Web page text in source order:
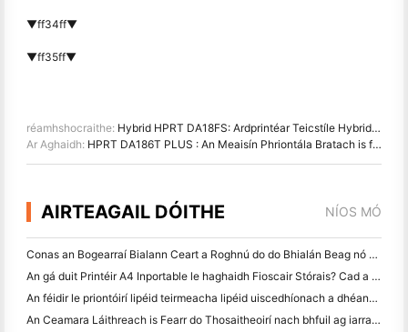
▼ff34ff▼
▼ff35ff▼
réamhshocraithe: Hybrid HPRT DA18FS: Ardprintéar Teicstíle Hybrideach le Réamhchóireáil Inlíne, Priontáil Digiteach, agus Scáileán Flatbed
Ar Aghaidh: HPRT DA186T PLUS : An Meaisín Phriontála Bratach is fearr sa Bhlag Fabric Polyester agus sa Phriontáil Banner
AIRTEAGAIL DÓITHE NÍOS MÓ
Conas an Bogearraí Bialann Ceart a Roghnú do do Bhialán Beag nó Meánmhéide
An gá duit Printéir A4 Inportable le haghaidh Fioscair Stórais? Cad a Oibríonn i ndáiríre
An féidir le priontóirí lipéid teirmeacha lipéid uiscedhíonach a dhéanamh do tháirgí gnó beag?
An Ceamara Láithreach is Fearr do Thosaitheoirí nach bhfuil ag iarraidh páipéar a chaitheamh